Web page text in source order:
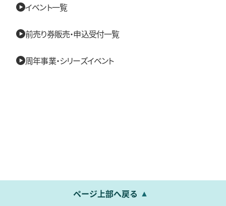
イベント一覧
前売り券販売・申込受付一覧
周年事業・シリーズイベント
ページ上部へ戻る